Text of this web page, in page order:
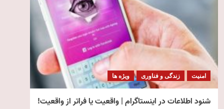
امنیت زندگی و فناوری ویژه ها
شنود اطلاعات در اینستاگرام | واقعیت یا فراتر از واقعیت!